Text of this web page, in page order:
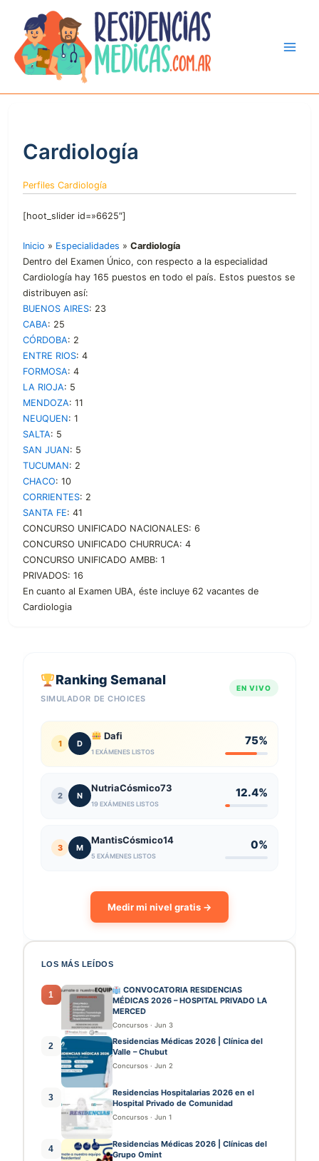
contenido
Cardiología
Perfiles Cardiología
[hoot_slider id=»6625″]
Inicio » Especialidades » Cardiología
Dentro del Examen Único, con respecto a la especialidad
Cardiología hay 165 puestos en todo el país. Estos puestos se
distribuyen así:
BUENOS AIRES: 23
CABA: 25
CÓRDOBA: 2
ENTRE RIOS: 4
FORMOSA: 4
LA RIOJA: 5
MENDOZA: 11
NEUQUEN: 1
SALTA: 5
SAN JUAN: 5
TUCUMAN: 2
CHACO: 10
CORRIENTES: 2
SANTA FE: 41
CONCURSO UNIFICADO NACIONALES: 6
CONCURSO UNIFICADO CHURRUCA: 4
CONCURSO UNIFICADO AMBB: 1
PRIVADOS: 16
En cuanto al Examen UBA, éste incluye 62 vacantes de
Cardiologia
Ranking Semanal
SIMULADOR DE CHOICES
EN VIVO
1 D
Dafi
1 EXÁMENES LISTOS
75%
2 N
NutriaCósmico73
19 EXÁMENES LISTOS
12.4%
3 M
MantisCósmico14
5 EXÁMENES LISTOS
0%
Medir mi nivel gratis →
LOS MÁS LEÍDOS
1
CONVOCATORIA RESIDENCIAS
MÉDICAS 2026 – HOSPITAL PRIVADO LA
MERCED
Concursos · Jun 3
2
Residencias Médicas 2026 | Clínica del
Valle – Chubut
Concursos · Jun 2
3
Residencias Hospitalarias 2026 en el
Hospital Privado de Comunidad
Concursos · Jun 1
4
Residencias Médicas 2026 | Clínicas del
Grupo Omint